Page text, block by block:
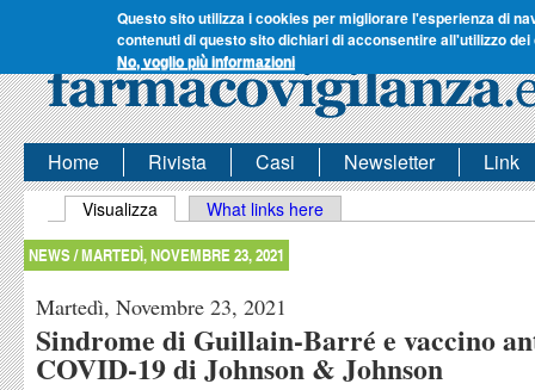
Questo sito utilizza i cookies per migliorare l'esperienza di
contenuti di questo sito dichiari di acconsentire all'utilizzo dei
No, voglio più informazioni
Home Rivista Casi Newsletter Link
Schede primarie
Visualizza (scheda attiva)
What links here
NEWS /MARTEDÌ, NOVEMBRE 23, 2021
Martedì, Novembre 23, 2021
Sindrome di Guillain-Barré e vaccino
COVID-19 di Johnson & Johnson